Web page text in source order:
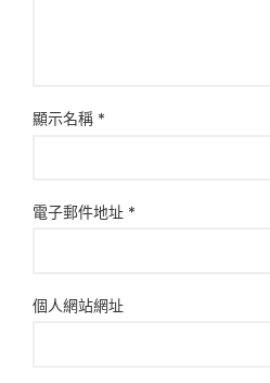
顯示名稱 *
電子郵件地址 *
個人網站網址